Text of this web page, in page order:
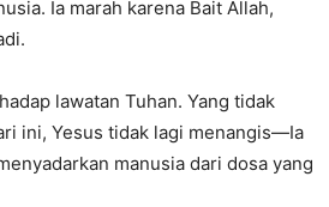
Ia marah karena Bait Allah,
lawatan Tuhan. Yang tidak
ini, Yesus tidak lagi menangis—Ia
manusia dari dosa yang